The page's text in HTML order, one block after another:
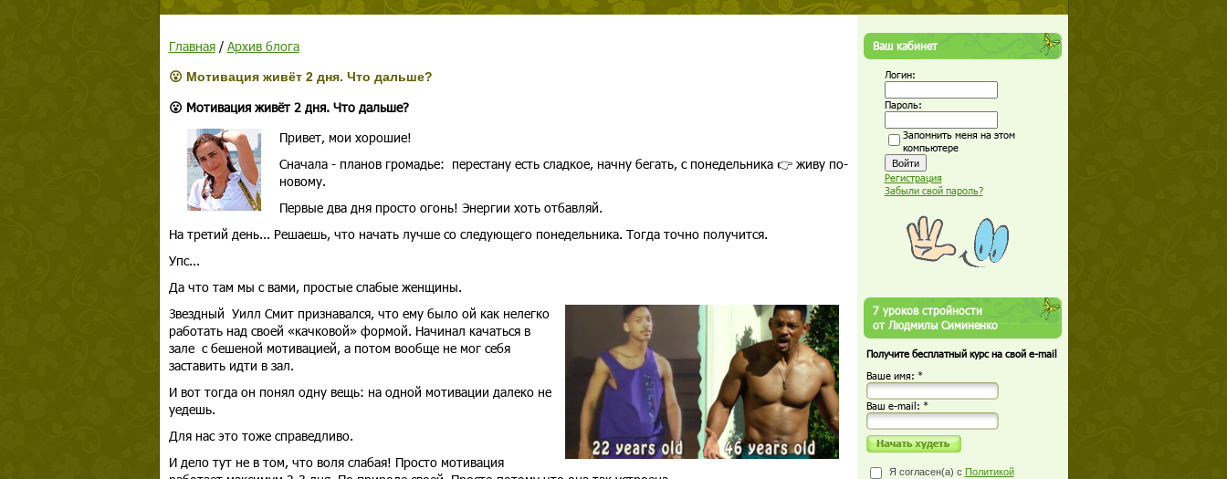
Главная/ Архив блога
😮 Мотивация живёт 2 дня. Что дальше?
😮 Мотивация живёт 2 дня. Что дальше?
Привет, мои хорошие!
Сначала - планов громадье: перестану есть сладкое, начну бегать, с понедельника 👉 живу по-
новому.
Первые два дня просто огонь! Энергии хоть отбавляй.
На третий день... Решаешь, что начать лучше со следующего понедельника. Тогда точно получится.
Упс...
Да что там мы с вами, простые слабые женщины.
Звездный Уилл Смит признавался, что ему было ой как нелегко
работать над своей «качковой» формой. Начинал качаться в
зале с бешеной мотивацией, а потом вообще не мог себя
заставить идти в зал.
И вот тогда он понял одну вещь: на одной мотивации далеко не
уедешь.
Для нас это тоже справедливо.
И дело тут не в том, что воля слабая! Просто мотивация
Ваш кабинет
Логин:
Пароль:
Запомнить меня на этом
компьютере
Регистрация
Забыли свой пароль?
7 уроков стройности
от Людмилы Симиненко
Получите бесплатный курс на свой e-mail
Ваше имя: *
Ваш е-mail: *
Я согласен(а) с Политикой